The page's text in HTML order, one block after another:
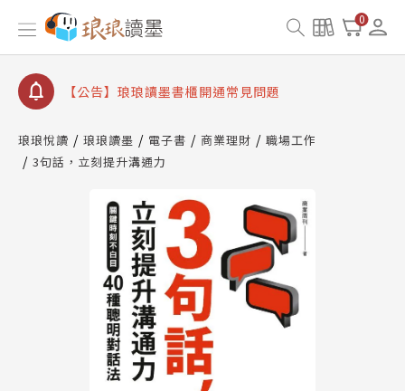
0
【公告】琅琅書店服務升級重要說明及資產合併結果
查詢
【公告】琅琅讀墨數位閱讀資產合併與書櫃開通申請
【公告】琅琅讀墨書櫃開通常見問題
請圖文教學
【公告】琅琅書店服務升級重要說明及資產合併結果
查詢
【公告】琅琅讀墨數位閱讀資產合併與書櫃開通申請
琅琅悅讀 琅琅讀墨 電子書 商業理財
職場工作
3句話，立刻提升溝通力